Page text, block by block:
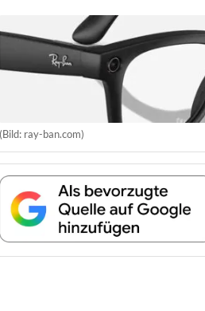
(Bild: ray-ban.com)